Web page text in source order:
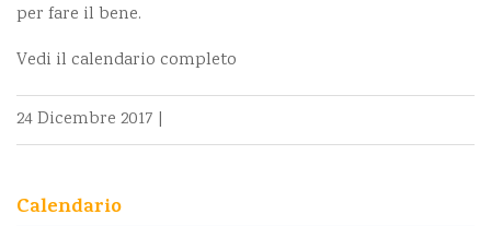
per fare il bene.
Vedi il calendario completo
24 Dicembre 2017 |
Calendario